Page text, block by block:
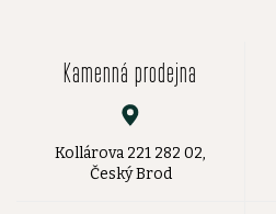
Kamenná prodejna
Kollárova 221 282 02,
Český Brod